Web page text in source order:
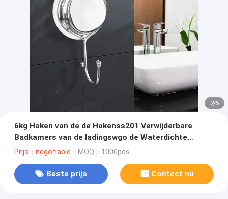
2/6
6kg Haken van de de Hakenss201 Verwijderbare
Badkamers van de ladingswgo de Waterdichte
Handdoek
Prijs：negotiable MOQ：1000pcs
Beste prijs Contact nu